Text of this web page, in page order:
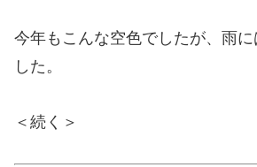
今年もこんな空色でしたが、雨
した。
＜続く＞